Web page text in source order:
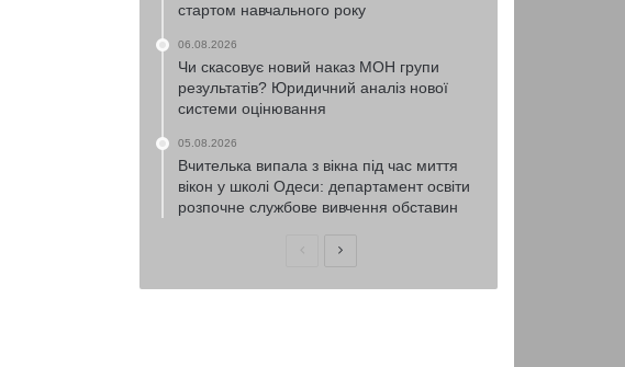
стартом навчального року
06.08.2026
Чи скасовує новий наказ МОН групи
результатів? Юридичний аналіз нової
системи оцінювання
05.08.2026
Вчителька випала з вікна під час миття
вікон у школі Одеси: департамент освіти
розпочне службове вивчення обставин
ПопередняНаступна